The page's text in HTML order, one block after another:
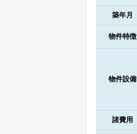
築年月
物件特徴
物件設備
諸費用